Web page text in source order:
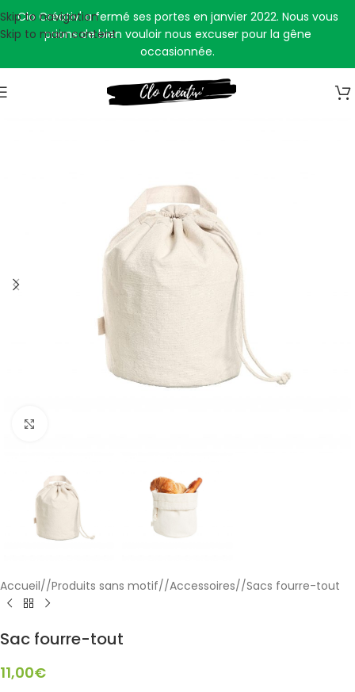
Clo Créativ' a fermé ses portes en janvier 2022. Nous vous
prions de bien vouloir nous excuser pour la gêne
occasionnée.
Skip to navigation
Skip to main content
Accueil/ Produits sans motif/ Accessoires/ Sacs fourre-tout
Sac fourre-tout
11,00€